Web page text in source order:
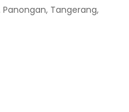
Panongan, Tangerang,